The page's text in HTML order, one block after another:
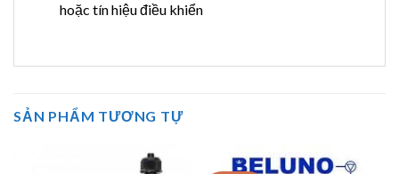
hoặc tín hiệu điều khiển
SẢN PHẨM TƯƠNG TỰ